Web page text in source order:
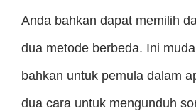
Anda bahkan dapat memilih
dua metode berbeda. Ini
bahkan untuk pemula dalam
dua cara untuk mengunduh